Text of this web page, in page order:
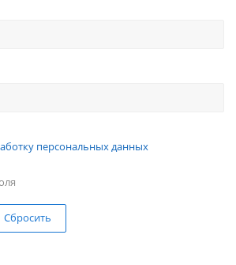
персональных данных
Сбросить